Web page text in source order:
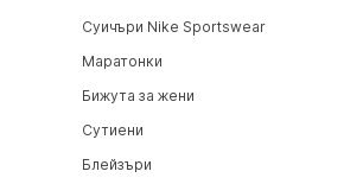
Суичъри Nike Sportswear
Маратонки
Бижута за жени
Сутиени
Блейзъри